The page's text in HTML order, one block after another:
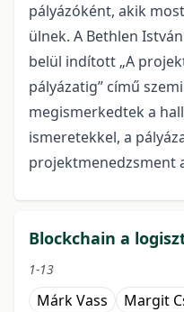
pályázóként, akik
ülnek. A Bethlen
belül indított „A
pályázatig” című
megismerkedtek a
ismeretekkel, a
projektmenedzsment
Blockchain a
1-13
Márk Vass Margit